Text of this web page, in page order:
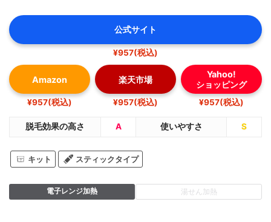
公式サイト
¥957(税込)
Amazon
¥957(税込)
楽天市場
¥957(税込)
Yahoo!
ショッピング
¥957(税込)
脱毛効果の高さ A 使いやすさ S
キット スティックタイプ
電子レンジ加熱 湯せん加熱